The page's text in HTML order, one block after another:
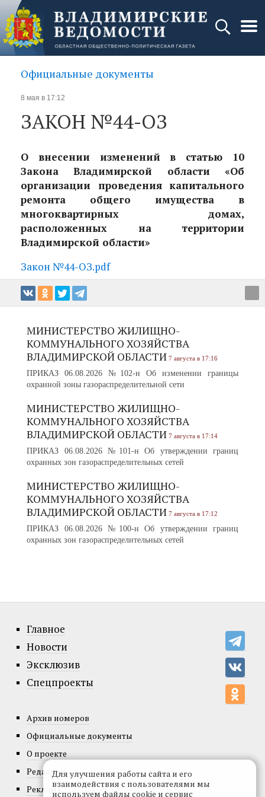
Официальные документы
8 мая в 17:12
ЗАКОН №44-ОЗ
О внесении изменений в статью 10
Закона Владимирской области «Об
организации проведения капитального
ремонта общего имущества в
многоквартирных домах,
расположенных на территории
Владимирской области»
Закон №44-ОЗ.pdf
МИНИСТЕРСТВО ЖИЛИЩНО-
КОММУНАЛЬНОГО ХОЗЯЙСТВА
ВЛАДИМИРСКОЙ ОБЛАСТИ 7 августа в 17:16
ПРИКАЗ 06.08.2026 №102-н Об изменении границы
охранной зоны газораспределительной сети
МИНИСТЕРСТВО ЖИЛИЩНО-
КОММУНАЛЬНОГО ХОЗЯЙСТВА
ВЛАДИМИРСКОЙ ОБЛАСТИ 7 августа в 17:14
ПРИКАЗ 06.08.2026 №101-н Об утверждении границ
охранных зон газораспределительных сетей
МИНИСТЕРСТВО ЖИЛИЩНО-
КОММУНАЛЬНОГО ХОЗЯЙСТВА
ВЛАДИМИРСКОЙ ОБЛАСТИ 7 августа в 17:12
ПРИКАЗ 06.08.2026 №100-н Об утверждении границ
охранных зон газораспределительных сетей
Главное
Новости
Эксклюзив
Спецпроекты
Архив номеров
Официальные документы
О проекте
Редакция
Реклама
Для улучшения работы сайта и его
взаимодействия с пользователями мы
используем файлы cookie и сервис